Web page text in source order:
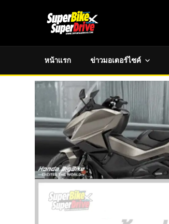
หน้าแรก ข่าวมอเตอร์ไซค์